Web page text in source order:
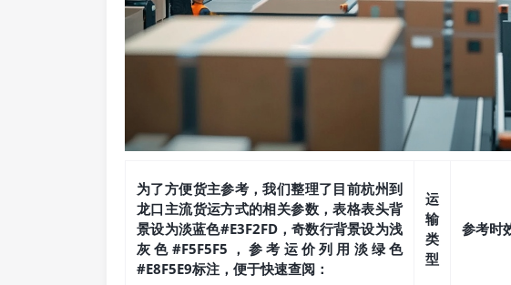
为了方便货主参考，我们整理了目前杭州到
龙口主流货运方式的相关参数，表格表头背
景设为淡蓝色#E3F2FD，奇数行背景设为浅
灰色#F5F5F5，参考运价列用淡绿色
#E8F5E9标注，便于快速查阅：
运
输
类
型
参考时